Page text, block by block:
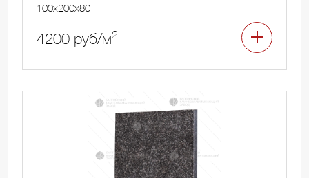
100x200x80
4200 руб/м2